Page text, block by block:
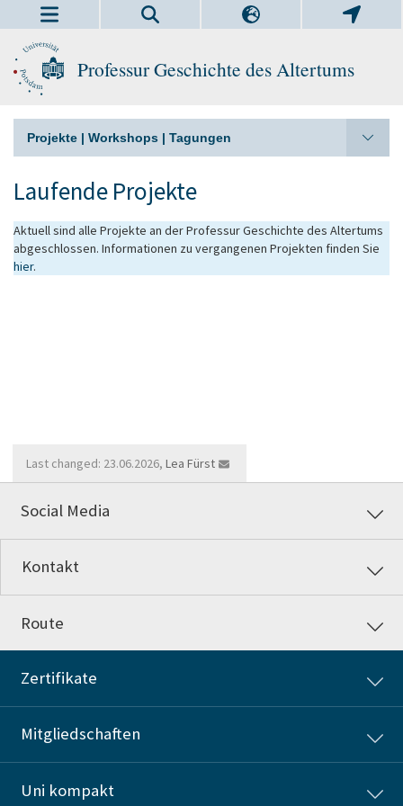
Professur Geschichte des Altertums
Projekte | Workshops | Tagungen
Laufende Projekte
Aktuell sind alle Projekte an der Professur Geschichte des Altertums
abgeschlossen. Informationen zu vergangenen Projekten finden Sie
hier.
Last changed: 23.06.2026, Lea Fürst
Social Media
Kontakt
Route
Zertifikate
Mitgliedschaften
Uni kompakt